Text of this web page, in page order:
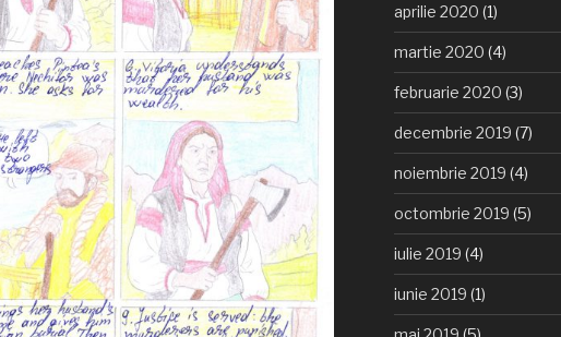
aprilie 2020 (1)
martie 2020 (4)
februarie 2020 (3)
decembrie 2019 (7)
noiembrie 2019 (4)
octombrie 2019 (5)
iulie 2019 (4)
iunie 2019 (1)